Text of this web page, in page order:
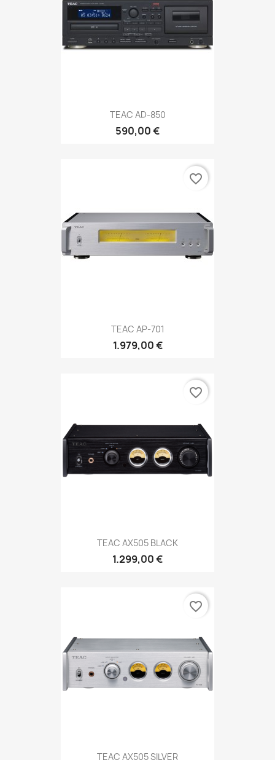
TEAC AD-850
590,00 €
TEAC AP-701
1.979,00 €
favorite_border
TEAC AX505 BLACK
1.299,00 €
favorite_border
TEAC AX505 SILVER
favorite_border